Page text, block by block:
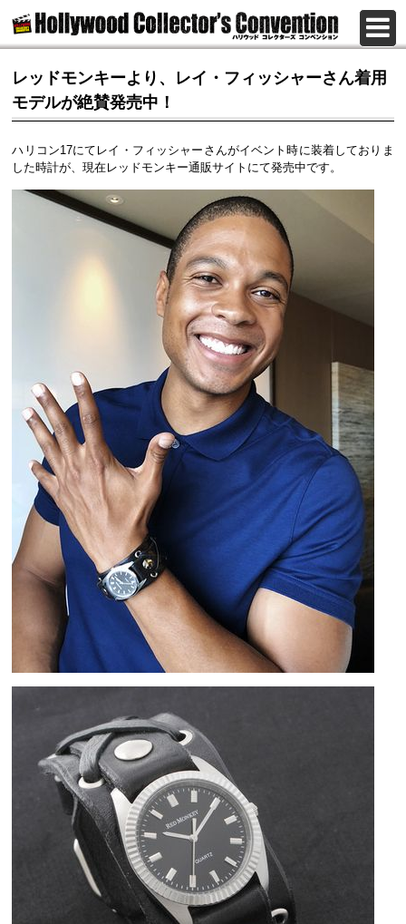
レッドモンキーより、レイ・フィッシャーさん着用
モデルが絶賛発売中！
ハリコン17にてレイ・フィッシャーさんがイベント時に装着しておりま
した時計が、現在レッドモンキー通販サイトにて発売中です。